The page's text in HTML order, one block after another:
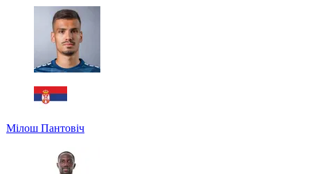
Мілош Пантовіч